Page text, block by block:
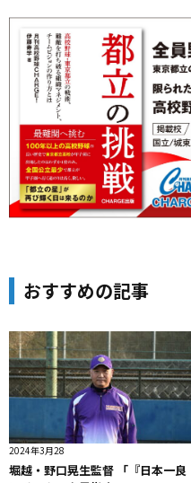
おすすめの記事
2024年3月28
堀越・野口晃生監督 「『日本一良